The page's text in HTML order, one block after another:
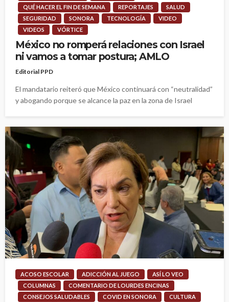
QUÉ HACER EL FIN DE SEMANA
REPORTAJES
SALUD
SEGURIDAD
SONORA TECNOLOGÍA
VIDEO
VIDEOS
VÓRTICE
México no romperá relaciones con Israel
ni vamos a tomar postura; AMLO
Editorial PPD
El mandatario reiteró que México continuará con “neutralidad”
y abogando porque se alcance la paz en la zona de Israel
ACOSO ESCOLAR ADICCIÓN AL JUEGO
ASÍ LO VEO
COLUMNAS
COMENTARIO DE LOURDES ENCINAS
CONSEJOS SALUDABLES
COVID EN SONORA
CULTURA